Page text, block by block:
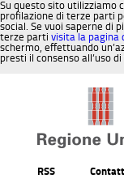
Su questo sito utilizziamo
profilazione di terze parti
social. Se vuoi saperne di
terze parti visita la pagina
schermo, effettuando
presti il consenso all’uso
RSS